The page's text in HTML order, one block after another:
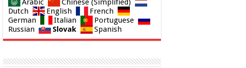
Arabic
Chinese (Simplified)
Dutch
English
French
German
Italian
Portuguese
Russian
Slovak Spanish